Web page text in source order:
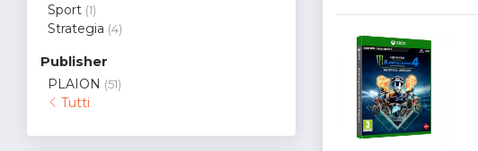
Sport (1)
Strategia (4)
Publisher
PLAION (51)
Tutti